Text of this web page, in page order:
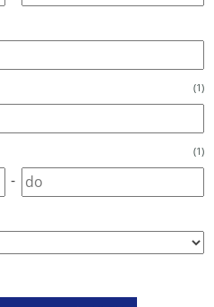
(1)
(1)
-